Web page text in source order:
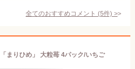
全てのおすすめコメント (5件) >
まりひめ」 大粒苺 4パック/いちご